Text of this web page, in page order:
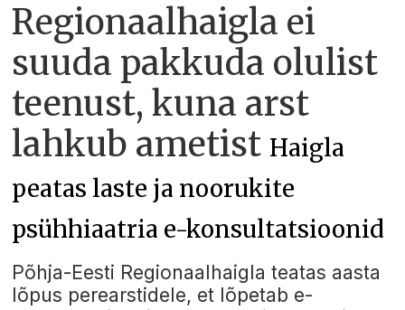
Regionaalhaigla ei
suuda pakkuda olulist
teenust, kuna arst
lahkub ametist Haigla
peatas laste ja noorukite
psühhiaatria e-konsultatsioonid
Põhja-Eesti Regionaalhaigla teatas aasta
lõpus perearstidele, et lõpetab e-